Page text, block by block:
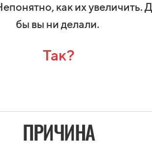
как их увеличить.
бы вы ни делали.
Так?
ПРИЧИНА